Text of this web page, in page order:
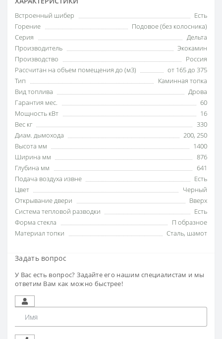
Встроенный шибер
Есть
Горение
Подовое (без колосника)
Серия
Дельта
Производитель
Экокамин
Производство
Россия
Рассчитан на объем помещения до (м3)
от 165 до 375
Тип
Каминная топка
Вид топлива
Дрова
Гарантия мес.
60
Мощность кВт
16
Вес кг
330
Диам. дымохода
200, 250
Высота мм
1400
Ширина мм
876
Глубина мм
641
Подача воздуха извне
Есть
Цвет
Черный
Открывание двери
Вверх
Система тепловой разводки
Есть
Форма стекла
П образное
Материал топки
Сталь, шамот
Задать вопрос
У Вас есть вопрос? Задайте его нашим специалистам и мы
ответим Вам как можно быстрее!